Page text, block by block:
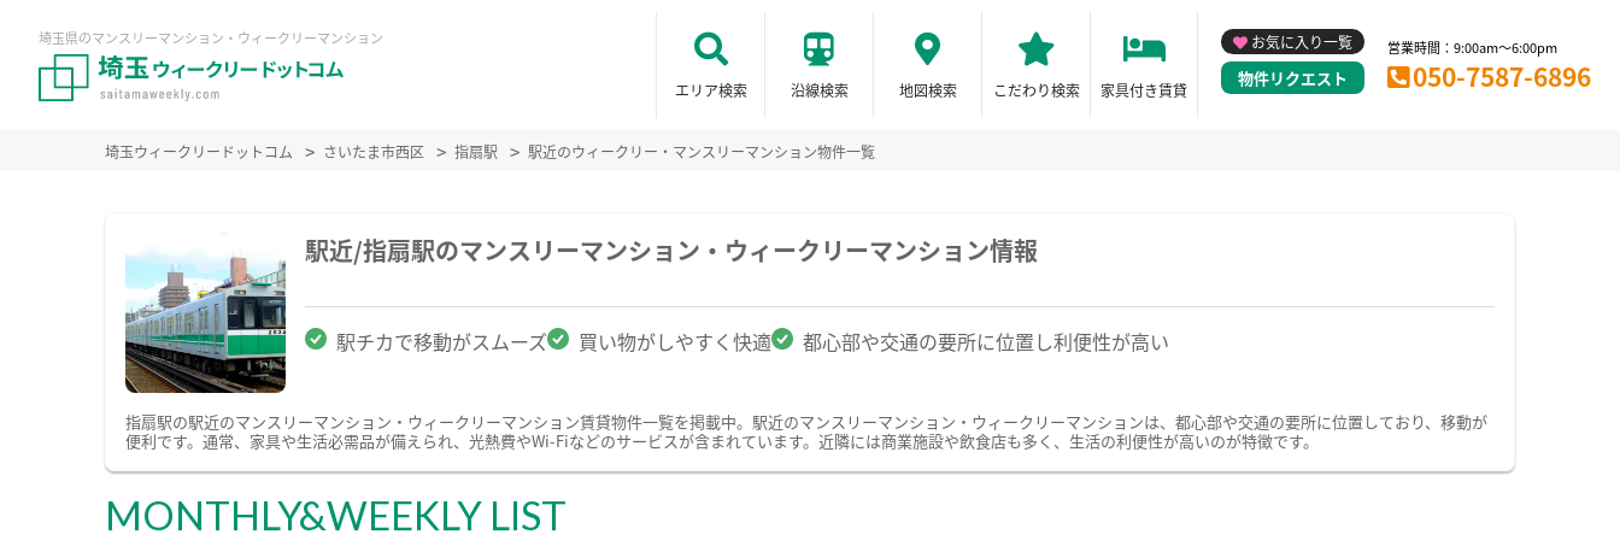
埼玉県のマンスリーマンション・ウィークリーマンション
エリア検索 沿線検索 地図検索 こだわり検索 家具付き賃貸
お気に入り一覧
物件リクエスト
営業時間：9:00am～6:00pm
050-7587-6896
埼玉ウィークリードットコム さいたま市西区 指扇駅 駅近のウィークリー・マンスリーマンション物件一覧
駅近/指扇駅のマンスリーマンション・ウィークリーマンション情報
駅チカで移動がスムーズ 買い物がしやすく快適 都心部や交通の要所に位置し利便性が高い
指扇駅の駅近のマンスリーマンション・ウィークリーマンション賃貸物件一覧を掲載中。駅近のマンスリーマンション・ウィークリーマンションは、都心部や交通の要所に位置しており、移動が
便利です。通常、家具や生活必需品が備えられ、光熱費やWi-Fiなどのサービスが含まれています。近隣には商業施設や飲食店も多く、生活の利便性が高いのが特徴です。
MONTHLY&WEEKLY LIST